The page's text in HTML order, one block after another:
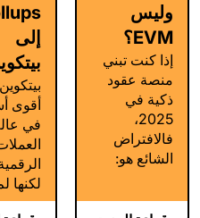
وليس
EVM؟
إذا كنت تبني
منصة عقود
ذكية في
2025،
فالافتراض
الشائع هو:
الـ EVM". فهو
إلى
أقوى
في
لكنها
تُصمَّم